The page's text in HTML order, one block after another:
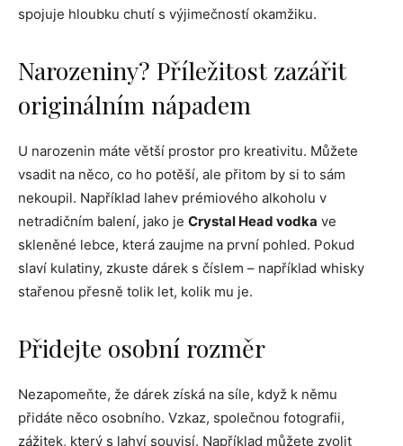
spojuje hloubku chutí s výjimečností okamžiku.
Narozeniny? Příležitost zazářit
originálním nápadem
U narozenin máte větší prostor pro kreativitu. Můžete
vsadit na něco, co ho potěší, ale přitom by si to sám
nekoupil. Například lahev prémiového alkoholu v
netradičním balení, jako je Crystal Head vodka ve
skleněné lebce, která zaujme na první pohled. Pokud
slaví kulatiny, zkuste dárek s číslem – například whisky
stařenou přesně tolik let, kolik mu je.
Přidejte osobní rozměr
Nezapomeňte, že dárek získá na síle, když k němu
přidáte něco osobního. Vzkaz, společnou fotografii,
zážitek, který s lahví souvisí. Například můžete zvolit